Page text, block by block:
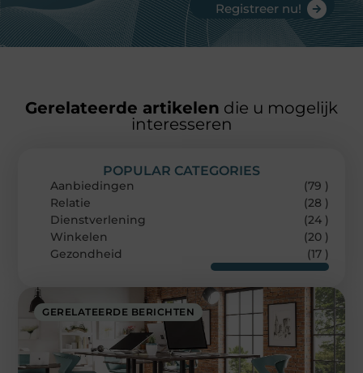
Registreer nu!
Gerelateerde artikelen die u mogelijk
interesseren
GERELATEERDE BERICHTEN
POPULAR CATEGORIES
Aanbiedingen
(79 )
Relatie
(28 )
Dienstverlening
(24 )
Winkelen
(20 )
Gezondheid
(17 )